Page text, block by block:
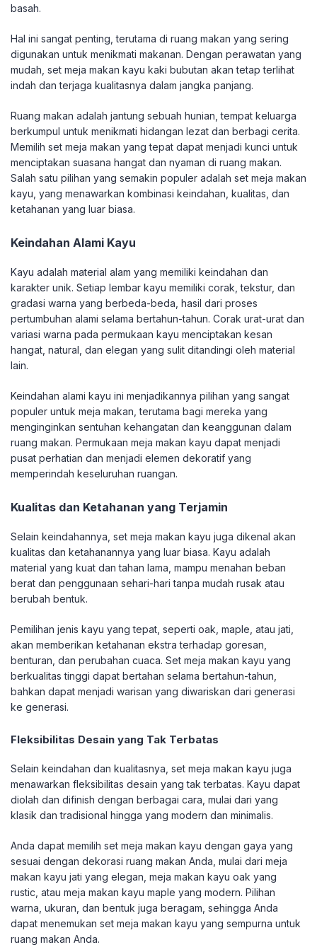
basah.
Hal ini sangat penting, terutama di ruang makan yang sering
digunakan untuk menikmati makanan. Dengan perawatan yang
mudah, set meja makan kayu kaki bubutan akan tetap terlihat
indah dan terjaga kualitasnya dalam jangka panjang.
Ruang makan adalah jantung sebuah hunian, tempat keluarga
berkumpul untuk menikmati hidangan lezat dan berbagi cerita.
Memilih set meja makan yang tepat dapat menjadi kunci untuk
menciptakan suasana hangat dan nyaman di ruang makan.
Salah satu pilihan yang semakin populer adalah set meja makan
kayu, yang menawarkan kombinasi keindahan, kualitas, dan
ketahanan yang luar biasa.
Keindahan Alami Kayu
Kayu adalah material alam yang memiliki keindahan dan
karakter unik. Setiap lembar kayu memiliki corak, tekstur, dan
gradasi warna yang berbeda-beda, hasil dari proses
pertumbuhan alami selama bertahun-tahun. Corak urat-urat dan
variasi warna pada permukaan kayu menciptakan kesan
hangat, natural, dan elegan yang sulit ditandingi oleh material
lain.
Keindahan alami kayu ini menjadikannya pilihan yang sangat
populer untuk meja makan, terutama bagi mereka yang
menginginkan sentuhan kehangatan dan keanggunan dalam
ruang makan. Permukaan meja makan kayu dapat menjadi
pusat perhatian dan menjadi elemen dekoratif yang
memperindah keseluruhan ruangan.
Kualitas dan Ketahanan yang Terjamin
Selain keindahannya, set meja makan kayu juga dikenal akan
kualitas dan ketahanannya yang luar biasa. Kayu adalah
material yang kuat dan tahan lama, mampu menahan beban
berat dan penggunaan sehari-hari tanpa mudah rusak atau
berubah bentuk.
Pemilihan jenis kayu yang tepat, seperti oak, maple, atau jati,
akan memberikan ketahanan ekstra terhadap goresan,
benturan, dan perubahan cuaca. Set meja makan kayu yang
berkualitas tinggi dapat bertahan selama bertahun-tahun,
bahkan dapat menjadi warisan yang diwariskan dari generasi
ke generasi.
Fleksibilitas Desain yang Tak Terbatas
Selain keindahan dan kualitasnya, set meja makan kayu juga
menawarkan fleksibilitas desain yang tak terbatas. Kayu dapat
diolah dan difinish dengan berbagai cara, mulai dari yang
klasik dan tradisional hingga yang modern dan minimalis.
Anda dapat memilih set meja makan kayu dengan gaya yang
sesuai dengan dekorasi ruang makan Anda, mulai dari meja
makan kayu jati yang elegan, meja makan kayu oak yang
rustic, atau meja makan kayu maple yang modern. Pilihan
warna, ukuran, dan bentuk juga beragam, sehingga Anda
dapat menemukan set meja makan kayu yang sempurna untuk
ruang makan Anda.